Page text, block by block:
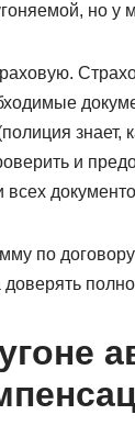
но у
знает,
и
всех
по